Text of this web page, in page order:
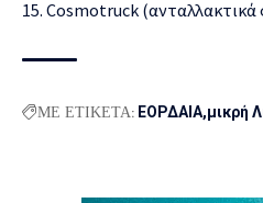
15. Cosmotruck
ΜΕ ΕΤΙΚΕΤΑ: ΕΟΡΔΑΙΑ μικρή